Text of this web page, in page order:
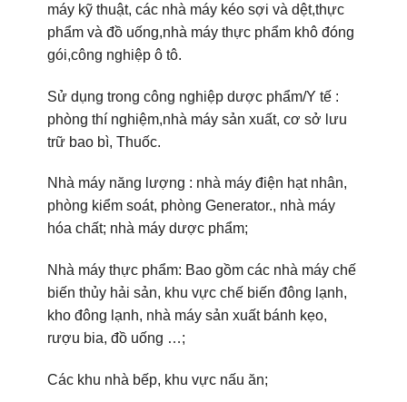
máy kỹ thuật, các nhà máy kéo sợi và dệt,thực
phẩm và đồ uống,nhà máy thực phẩm khô đóng
gói,công nghiệp ô tô.
Sử dụng trong công nghiệp dược phẩm/Y tế :
phòng thí nghiệm,nhà máy sản xuất, cơ sở lưu
trữ bao bì, Thuốc.
Nhà máy năng lượng : nhà máy điện hạt nhân,
phòng kiểm soát, phòng Generator., nhà máy
hóa chất; nhà máy dược phẩm;
Nhà máy thực phẩm: Bao gồm các nhà máy chế
biến thủy hải sản, khu vực chế biến đông lạnh,
kho đông lạnh, nhà máy sản xuất bánh kẹo,
rượu bia, đồ uống …;
Các khu nhà bếp, khu vực nấu ăn;